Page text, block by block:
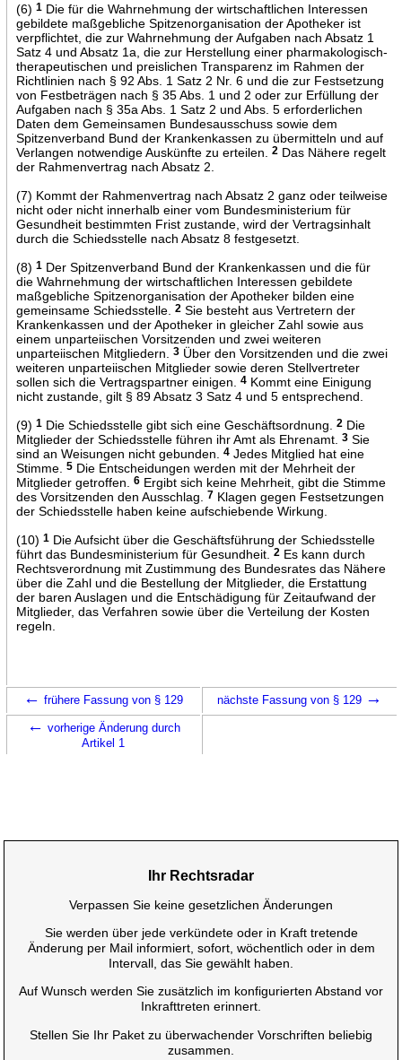
(6) 1Die für die Wahrnehmung der wirtschaftlichen Interessen
gebildete maßgebliche Spitzenorganisation der Apotheker ist
verpflichtet, die zur Wahrnehmung der Aufgaben nach Absatz 1
Satz 4 und Absatz 1a, die zur Herstellung einer pharmakologisch-
therapeutischen und preislichen Transparenz im Rahmen der
Richtlinien nach § 92 Abs. 1 Satz 2 Nr. 6 und die zur Festsetzung
von Festbeträgen nach § 35 Abs. 1 und 2 oder zur Erfüllung der
Aufgaben nach § 35a Abs. 1 Satz 2 und Abs. 5 erforderlichen
Daten dem Gemeinsamen Bundesausschuss sowie dem
Spitzenverband Bund der Krankenkassen zu übermitteln und auf
Verlangen notwendige Auskünfte zu erteilen.
2Das Nähere regelt
der Rahmenvertrag nach Absatz 2.
(7) Kommt der Rahmenvertrag nach Absatz 2 ganz oder teilweise
nicht oder nicht innerhalb einer vom Bundesministerium für
Gesundheit bestimmten Frist zustande, wird der Vertragsinhalt
durch die Schiedsstelle nach Absatz 8 festgesetzt.
(8) 1Der Spitzenverband Bund der Krankenkassen und die für
die Wahrnehmung der wirtschaftlichen Interessen gebildete
maßgebliche Spitzenorganisation der Apotheker bilden eine
gemeinsame Schiedsstelle.
2Sie besteht aus Vertretern der
Krankenkassen und der Apotheker in gleicher Zahl sowie aus
einem unparteiischen Vorsitzenden und zwei weiteren
unparteiischen Mitgliedern.
3Über den Vorsitzenden und die zwei
weiteren unparteiischen Mitglieder sowie deren Stellvertreter
sollen sich die Vertragspartner einigen.
4Kommt eine Einigung
nicht zustande, gilt § 89 Absatz 3 Satz 4 und 5 entsprechend.
(9) 1Die Schiedsstelle gibt sich eine Geschäftsordnung. 2Die
Mitglieder der Schiedsstelle führen ihr Amt als Ehrenamt.
3Sie
sind an Weisungen nicht gebunden.
4Jedes Mitglied hat eine
Stimme.
5Die Entscheidungen werden mit der Mehrheit der
Mitglieder getroffen.
6Ergibt sich keine Mehrheit, gibt die Stimme
des Vorsitzenden den Ausschlag.
7Klagen gegen Festsetzungen
der Schiedsstelle haben keine aufschiebende Wirkung.
(10) 1Die Aufsicht über die Geschäftsführung der Schiedsstelle
führt das Bundesministerium für Gesundheit.
2Es kann durch
Rechtsverordnung mit Zustimmung des Bundesrates das Nähere
über die Zahl und die Bestellung der Mitglieder, die Erstattung
der baren Auslagen und die Entschädigung für Zeitaufwand der
Mitglieder, das Verfahren sowie über die Verteilung der Kosten
regeln.
← frühere Fassung von § 129 nächste Fassung von § 129 →
← vorherige Änderung durch
Artikel 1
Ihr Rechtsradar
Verpassen Sie keine gesetzlichen Änderungen
Sie werden über jede verkündete oder in Kraft tretende
Änderung per Mail informiert, sofort, wöchentlich oder in dem
Intervall, das Sie gewählt haben.
Auf Wunsch werden Sie zusätzlich im konfigurierten Abstand vor
Inkrafttreten erinnert.
Stellen Sie Ihr Paket zu überwachender Vorschriften beliebig
zusammen.